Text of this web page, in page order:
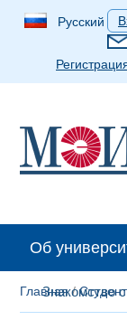
Русский
Об
Главная/